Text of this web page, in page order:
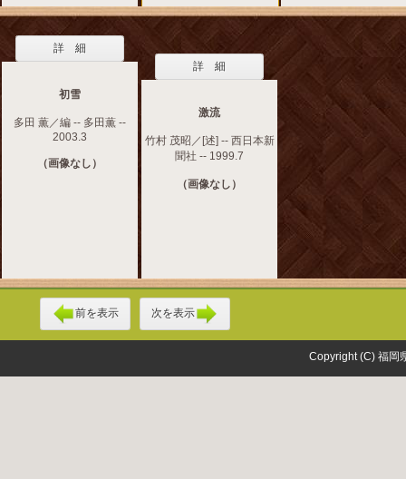
詳 細
初雪
多田 薫／編 -- 多田薫 --
2003.3
（画像なし）
詳 細
激流
竹村 茂昭／[述] -- 西日本新
聞社 -- 1999.7
（画像なし）
前を表示 次を表示
Copyright (C) 福岡